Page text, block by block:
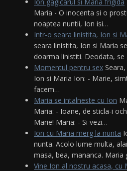
Maria - O inocenta si o
noaptea nuntii, Ion isi…
Intr-o seara linistita, Ion si
seara linistita, Ion si Maria
doarma linistiti. Deodata,
Momentul pentru sex
Ion si Maria Ion: - Marie,
facem…
Maria se intalneste cu Ion
Maria: - Ioane, de sticla-i
Marie! Maria: - Si vezi…
Ion cu Maria merg la nunta
nunta. Acolo lume multa,
masa, bea, mananca. Maria
Vine Ion al nostru acasa,